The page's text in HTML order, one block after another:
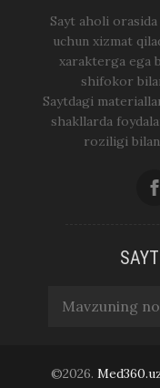
Sayt aholi
uchun xizmat
xarakterga ega
shifokor
Saytdagi
shakllarda
roziligi
©2026.